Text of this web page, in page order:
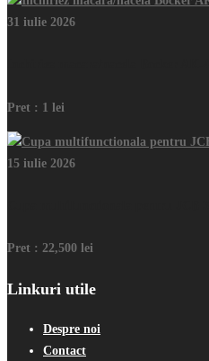
31 iulie 2026
Pret : 1 lei
15 iulie 2026
Pret : 22,500 lei
Linkuri utile
Despre noi
Contact